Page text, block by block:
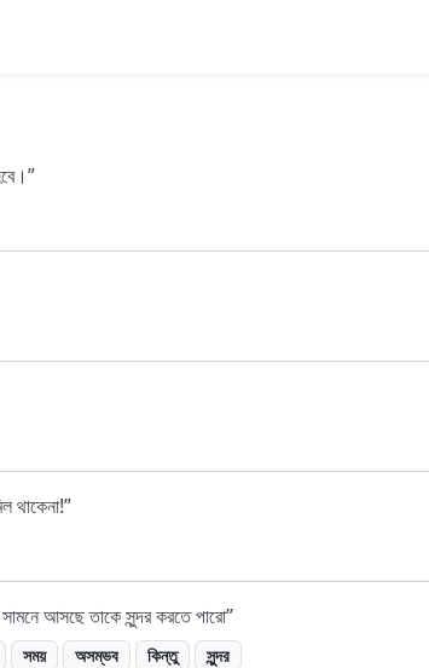
থাকেনা!
আসছে তাকে সুন্দর করতে পারো
সময় অসম্ভব কিন্তু সুন্দর